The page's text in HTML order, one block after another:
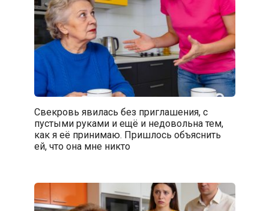
Свекровь явилась без приглашения, с
пустыми руками и ещё и недовольна тем,
как я её принимаю. Пришлось объяснить
ей, что она мне никто